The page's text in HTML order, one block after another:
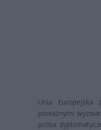
Unia Europejska
poważnymi
próba